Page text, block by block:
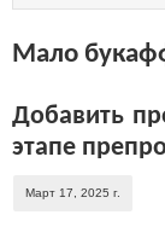
Мало
Добавить
этапе
Март 17, 2025 г.